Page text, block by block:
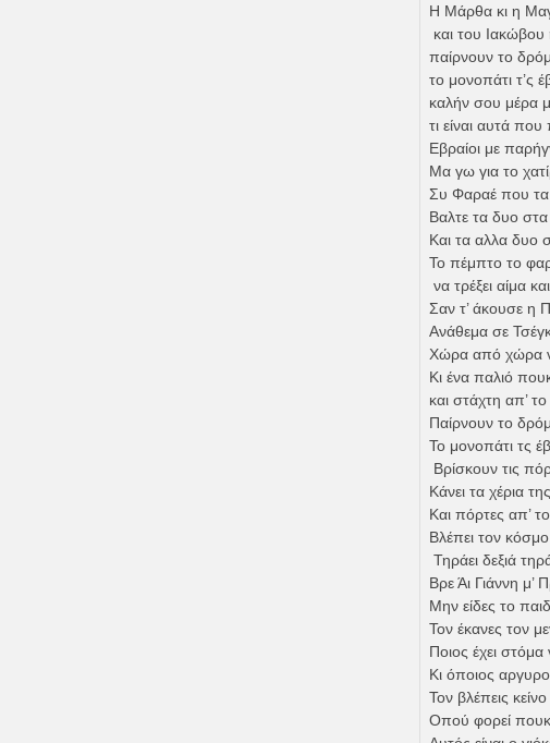
Η Μάρθα κι η
και του Ιακώβου
παίρνουν το
το μονοπάτι τ’ς
καλήν σου μέρα
τι είναι αυτά που
Εβραίοι με
Μα γω για το
Συ Φαραέ που τα
Βαλτε τα δυο
Και τα αλλα δυο
Το πέμπτο το
να τρέξει αίμα
Σαν τ’ άκουσε η
Ανάθεμα σε
Χώρα από χώρα
Κι ένα παλιό
και στάχτη απ’
Παίρνουν το
Το μονοπάτι τς
Βρίσκουν τις
Κάνει τα χέρια
Και πόρτες απ’
Βλέπει τον
Τηράει δεξιά
Βρε Άι Γιάννη μ’
Μην είδες το
Τον έκανες τον
Ποιος έχει
Κι όποιος
Τον βλέπεις
Οπού φορεί